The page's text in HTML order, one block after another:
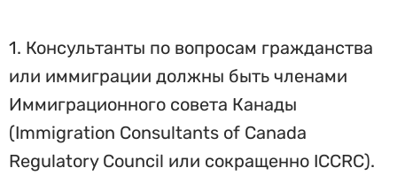
1. Консультанты по вопросам гражданства
или иммиграции должны быть членами
Иммиграционного совета Канады
(Immigration Consultants of Canada
Regulatory Council или сокращенно ICCRC).